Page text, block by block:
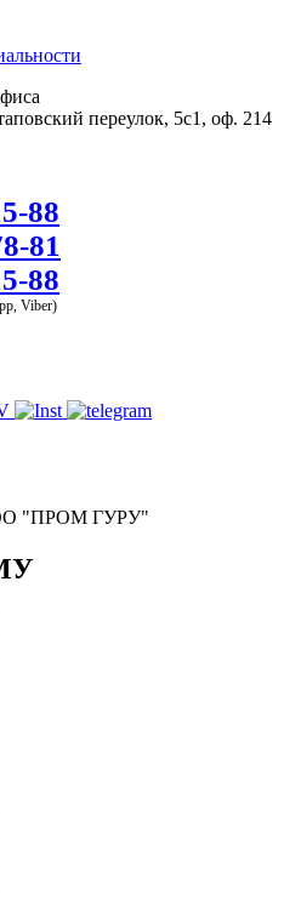
переулок, 5с1, оф. 214
88
81
88
Viber)
"ПРОМ ГУРУ"